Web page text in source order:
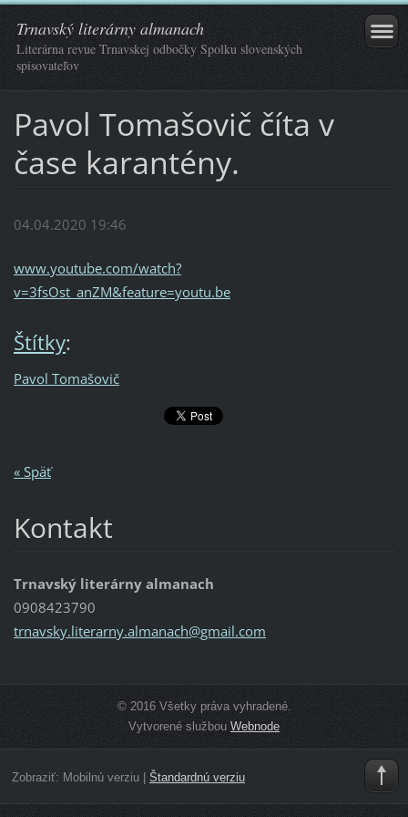
Trnavský literárny almanach
Literárna revue Trnavskej odbočky Spolku slovenských
spisovateľov
Pavol Tomašovič číta v
čase karantény.
04.04.2020 19:46
www.youtube.com/watch?
v=3fsOst_anZM&feature=youtu.be
Štítky:
Pavol Tomašovič
« Späť
Kontakt
Trnavský literárny almanach
0908423790
trnavsky.literarny.almanach@gmail.com
© 2016 Všetky práva vyhradené.
Vytvorené službou Webnode
Zobraziť: Mobilnú verziu| Štandardnú verziu